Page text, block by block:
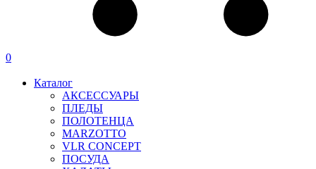
0
Каталог
АКСЕССУАРЫ
ПЛЕДЫ
ПОЛОТЕНЦА
MARZOTTO
VLR CONCEPT
ПОСУДА